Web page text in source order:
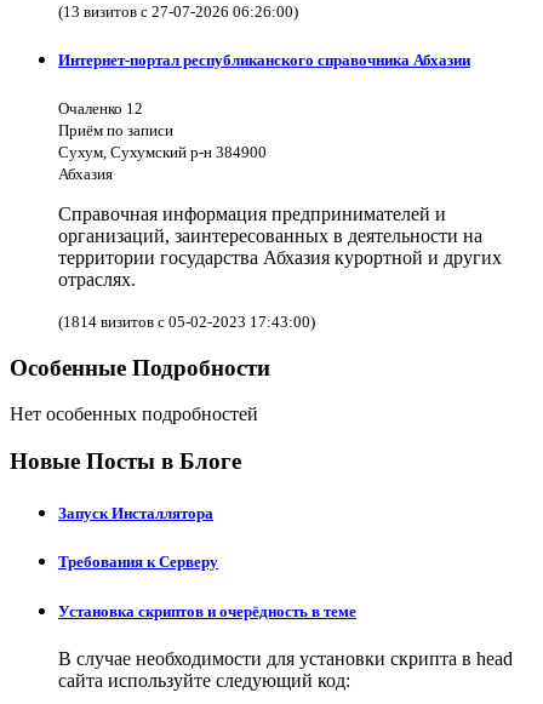
(13 визитов с 27-07-2026 06:26:00)
Интернет-портал республиканского справочника Абхазии
Очаленко 12
Приём по записи
Сухум, Сухумский р-н 384900
Абхазия
Справочная информация предпринимателей и
организаций, заинтересованных в деятельности на
территории государства Абхазия курортной и других
отраслях.
(1814 визитов с 05-02-2023 17:43:00)
Особенные Подробности
Нет особенных подробностей
Новые Посты в Блоге
Запуск Инсталлятора
Требования к Серверу
Установка скриптов и очерёдность в теме
В случае необходимости для установки скрипта в head
сайта используйте следующий код: